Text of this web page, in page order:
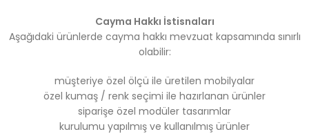
Cayma Hakkı İstisnaları
Aşağıdaki ürünlerde cayma hakkı mevzuat kapsamında sınırlı
olabilir:
müşteriye özel ölçü ile üretilen mobilyalar
özel kumaş / renk seçimi ile hazırlanan ürünler
siparişe özel modüler tasarımlar
kurulumu yapılmış ve kullanılmış ürünler